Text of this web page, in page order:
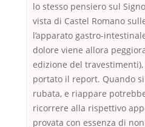
lo stesso pensiero sul
vista di Castel Romano
l’apparato gastro-
dolore viene allora
edizione del
portato il report. Quando
rubata, e riappare
ricorrere alla rispettivo
provata con essenza di